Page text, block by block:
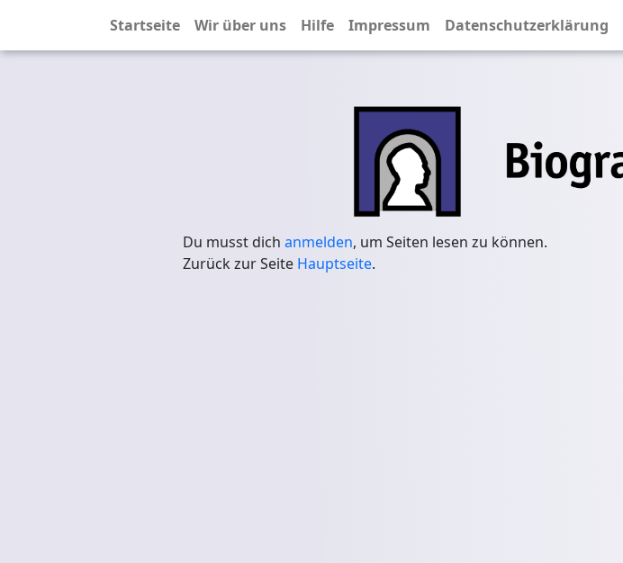
Startseite Wir über uns Hilfe Impressum Datenschutzerklärung
Du musst dich anmelden, um Seiten lesen zu können.
Zurück zur Seite Hauptseite.